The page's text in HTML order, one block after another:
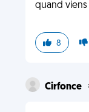
quand viens
8
Cirfonce